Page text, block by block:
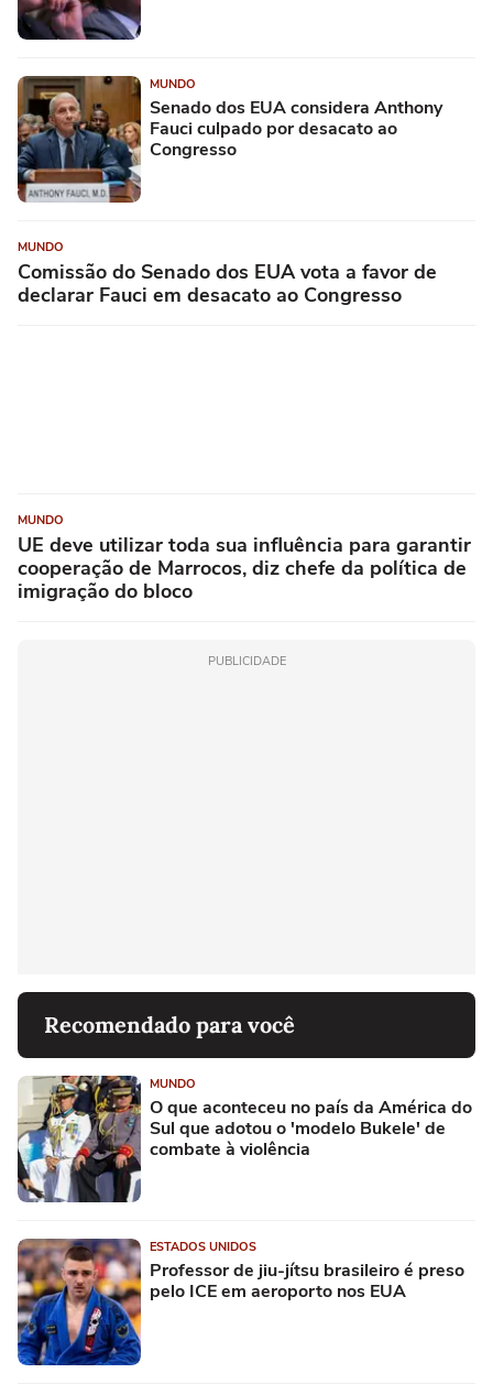
MUNDO
Senado dos EUA considera Anthony
Fauci culpado por desacato ao
Congresso
MUNDO
Comissão do Senado dos EUA vota a favor de
declarar Fauci em desacato ao Congresso
MUNDO
UE deve utilizar toda sua influência para garantir
cooperação de Marrocos, diz chefe da política de
imigração do bloco
PUBLICIDADE
Recomendado para você
MUNDO
O que aconteceu no país da América do
Sul que adotou o 'modelo Bukele' de
combate à violência
ESTADOS UNIDOS
Professor de jiu-jítsu brasileiro é preso
pelo ICE em aeroporto nos EUA